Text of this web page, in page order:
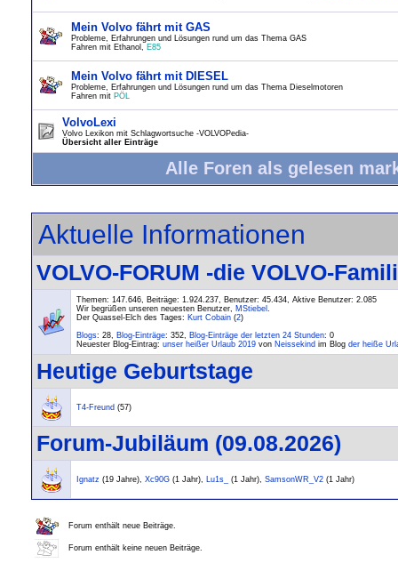
Mein Volvo fährt mit GAS
Probleme, Erfahrungen und Lösungen rund um das Thema GAS
Fahren mit Ethanol, E85
Mein Volvo fährt mit DIESEL
Probleme, Erfahrungen und Lösungen rund um das Thema Dieselmotoren
Fahren mit PÖL
VolvoLexi
Volvo Lexikon mit Schlagwortsuche -VOLVOPedia-
Übersicht aller Einträge
Alle Foren als gelesen
Aktuelle Informationen
VOLVO-FORUM -die VOLVO-
Themen: 147.646, Beiträge: 1.924.237, Benutzer: 45.434, Aktive Benutzer: 2.085
Wir begrüßen unseren neuesten Benutzer, MStiebel .
Der Quassel-Elch des Tages: Kurt Cobain (2)
Blogs: 28, Blog-Einträge: 352, Blog-Einträge der letzten 24 Stunden: 0
Neuester Blog-Eintrag: unser heißer Urlaub 2019 von Neissekind im Blog der heiße
Heutige Geburtstage
T4-Freund (57)
Forum-Jubiläum (09.08.2026)
Ignatz (19 Jahre), Xc90G (1 Jahr), Lu1s_ (1 Jahr), SamsonWR_V2 (1 Jahr)
Forum enthält neue Beiträge.
Forum enthält keine neuen Beiträge.